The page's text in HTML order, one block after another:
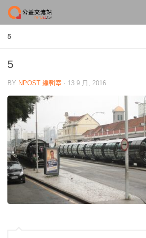
Skip to content
5
5
BY NPOST 編輯室 · 13 9 月, 2016